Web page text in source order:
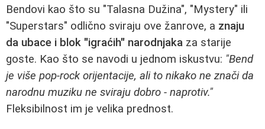
Bendovi kao što su "Talasna Dužina", "Mystery" ili
"Superstars" odlično sviraju ove žanrove, a znaju
da ubace i blok "igraćih" narodnjaka za starije
goste. Kao što se navodi u jednom iskustvu: "Bend
je više pop-rock orijentacije, ali to nikako ne znači da
narodnu muziku ne sviraju dobro - naprotiv."
Fleksibilnost im je velika prednost.